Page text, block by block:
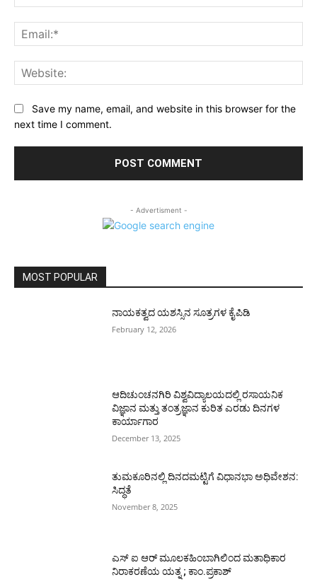
Save my name, email, and website in this browser for the
next time I comment.
- Advertisment -
MOST POPULAR
ನಾಯಕತ್ವದ ಯಶಸ್ಸಿನ ಸೂತ್ರಗಳ ಕೈಪಿಡಿ
February 12, 2026
ಆದಿಚುಂಚನಗಿರಿ ವಿಶ್ವವಿದ್ಯಾಲಯದಲ್ಲಿ ರಸಾಯನಿಕ
ವಿಜ್ಞಾನ ಮತ್ತು ತಂತ್ರಜ್ಞಾನ ಕುರಿತ ಎರಡು ದಿನಗಳ
ಕಾರ್ಯಾಗಾರ
December 13, 2025
ತುಮಕೂರಿನಲ್ಲಿ ದಿನದಮಟ್ಟಿಗೆ ವಿಧಾನಭಾ ಅಧಿವೇಶನ:
ಸಿದ್ಧತೆ
November 8, 2025
ಎಸ್ ಐ ಆರ್ ಮೂಲಕಹಿಂಬಾಗಿಲಿಂದ ಮತಾಧಿಕಾರ
ನಿರಾಕರಣೆಯ ಯತ್ನ ; ಕಾಂ.ಪ್ರಕಾಶ್